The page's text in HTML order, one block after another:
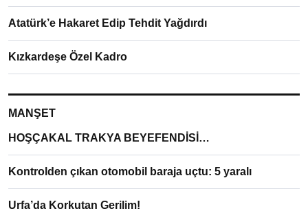
Atatürk’e Hakaret Edip Tehdit Yağdırdı
Kızkardeşe Özel Kadro
MANŞET
HOŞÇAKAL TRAKYA BEYEFENDİSİ…
Kontrolden çıkan otomobil baraja uçtu: 5 yaralı
Urfa’da Korkutan Gerilim!